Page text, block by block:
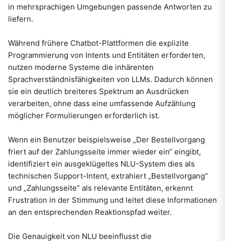
in mehrsprachigen Umgebungen passende Antworten zu
liefern.
Während frühere Chatbot-Plattformen die explizite
Programmierung von Intents und Entitäten erforderten,
nutzen moderne Systeme die inhärenten
Sprachverständnisfähigkeiten von LLMs. Dadurch können
sie ein deutlich breiteres Spektrum an Ausdrücken
verarbeiten, ohne dass eine umfassende Aufzählung
möglicher Formulierungen erforderlich ist.
Wenn ein Benutzer beispielsweise „Der Bestellvorgang
friert auf der Zahlungsseite immer wieder ein“ eingibt,
identifiziert ein ausgeklügeltes NLU-System dies als
technischen Support-Intent, extrahiert „Bestellvorgang“
und „Zahlungsseite“ als relevante Entitäten, erkennt
Frustration in der Stimmung und leitet diese Informationen
an den entsprechenden Reaktionspfad weiter.
Die Genauigkeit von NLU beeinflusst die